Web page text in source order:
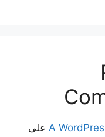
A على